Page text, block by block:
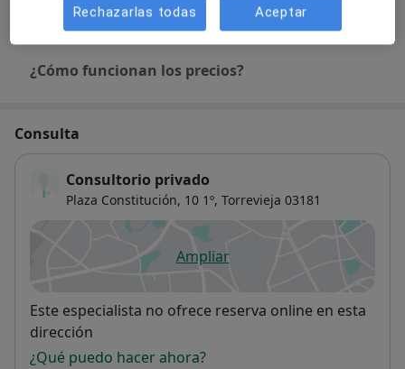
¿Cómo funcionan los precios?
Consulta
Consultorio privado
Plaza Constitución, 10 1º, Torrevieja 03181
Ampliarse abre en una nueva
Disponibilidad
Este especialista no ofrece reserva online en esta
dirección
¿Qué puedo hacer ahora?
Rechazarlas todas Aceptar